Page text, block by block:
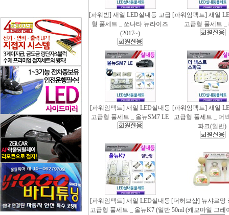
[파워빔] 새일 LED실내등 고급
형 풀세트 _ 쏘나타 뉴라이즈
(2017~)
[파워임팩트] 새일
고급형 풀세트 _
[파워임팩트] 새일 LED실내등
고급형 풀세트 _ 올뉴SM7 LE
[파워임팩트] 새일
고급형 풀세트 _ 더
파크(일반)
[파워임팩트] 새일 LED실내등
고급형 풀세트 _ 올뉴K7 (일반
[더허브샵] 뉴샤르망
50ml (캐모마일 그레